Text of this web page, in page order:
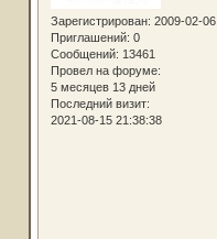
Зарегистрирован: 2009-02-06
Приглашений: 0
Сообщений: 13461
Провел на форуме:
5 месяцев 13 дней
Последний визит:
2021-08-15 21:38:38